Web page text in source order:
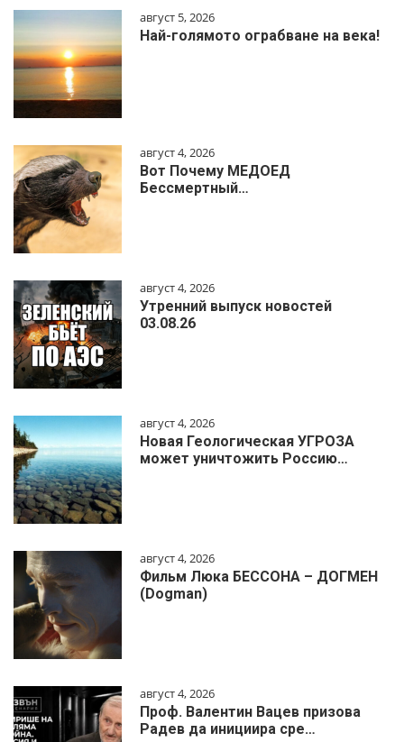
август 5, 2026
Най-голямото ограбване на века!
август 4, 2026
Вот Почему МЕДОЕД
Бессмертный…
август 4, 2026
Утренний выпуск новостей
03.08.26
август 4, 2026
Новая Геологическая УГРОЗА
может уничтожить Россию…
август 4, 2026
Фильм Люка БЕССОНА – ДОГМЕН
(Dogman)
август 4, 2026
Проф. Валентин Вацев призова
Радев да инициира сре…